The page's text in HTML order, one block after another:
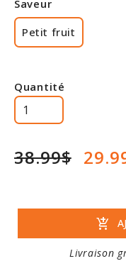
Saveur
Petit fruit
Quantité
38.99$
add_shopping_cart
Livraison